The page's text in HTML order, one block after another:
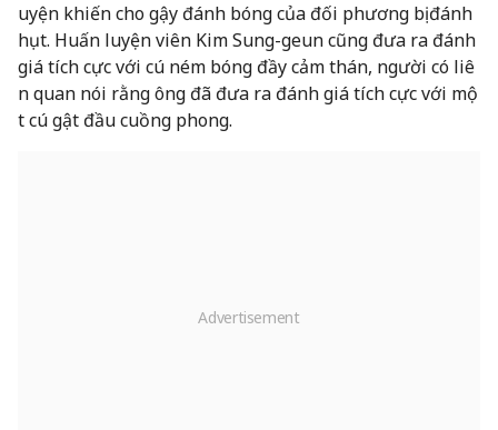
uyện khiến cho gậy đánh bóng của đối phương bị đánh
hụt. Huấn luyện viên Kim Sung-geun cũng đưa ra đánh
giá tích cực với cú ném bóng đầy cảm thán, người có liê
n quan nói rằng ông đã đưa ra đánh giá tích cực với mộ
t cú gật đầu cuồng phong.